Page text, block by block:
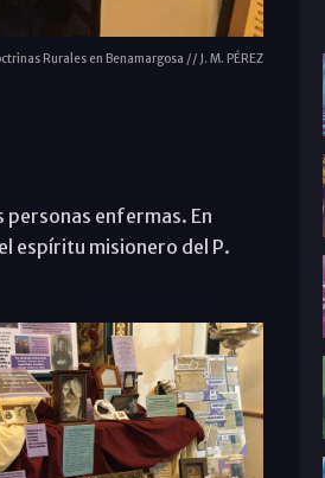
Rurales en Benamargosa // J. M. PÉREZ
enfermas. En
espíritu misionero del P.